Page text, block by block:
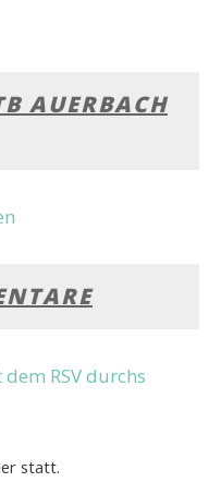
AUERBACH
RSV durchs
statt.